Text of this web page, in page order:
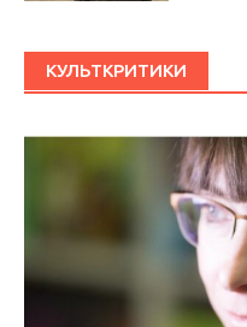
КУЛЬТКРИТИКИ